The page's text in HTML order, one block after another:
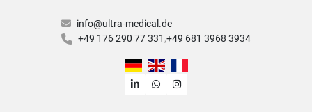
info@ultra-medical.de
+49 176 290 77 331 +49 681 3968 3934
linkedinwhatsappinstagram